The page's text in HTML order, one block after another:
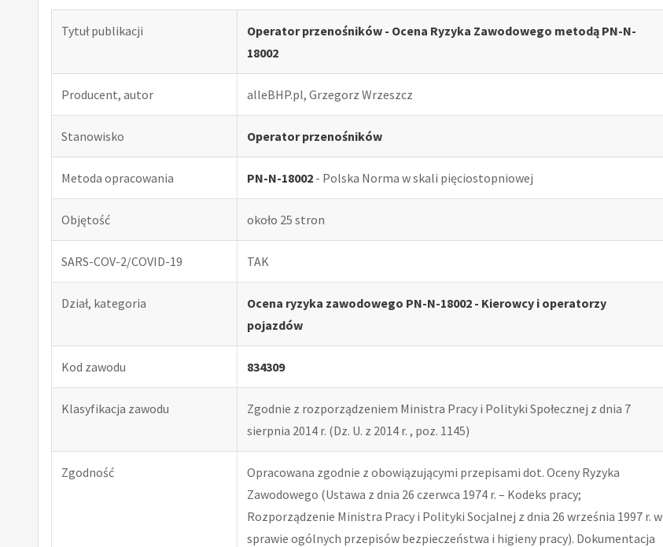
Tytuł publikacji
Operator przenośników - Ocena Ryzyka Zawodowego metodą PN-N-
18002
Producent, autor alleBHP.pl, Grzegorz Wrzeszcz
Stanowisko Operator przenośników
Metoda opracowania PN-N-18002 - Polska Norma w skali pięciostopniowej
Objętość około 25 stron
SARS-COV-2/COVID-19 TAK
Dział, kategoria
Ocena ryzyka zawodowego PN-N-18002 - Kierowcy i operatorzy
pojazdów
Kod zawodu 834309
Klasyfikacja zawodu
Zgodnie z rozporządzeniem Ministra Pracy i Polityki Społecznej z dnia 7
sierpnia 2014 r. (Dz. U. z 2014 r. , poz. 1145)
Zgodność
Opracowana zgodnie z obowiązującymi przepisami dot. Oceny Ryzyka
Zawodowego (Ustawa z dnia 26 czerwca 1974 r. – Kodeks pracy;
Rozporządzenie Ministra Pracy i Polityki Socjalnej z dnia 26 września 1997 r. w
sprawie ogólnych przepisów bezpieczeństwa i higieny pracy). Dokumentacja